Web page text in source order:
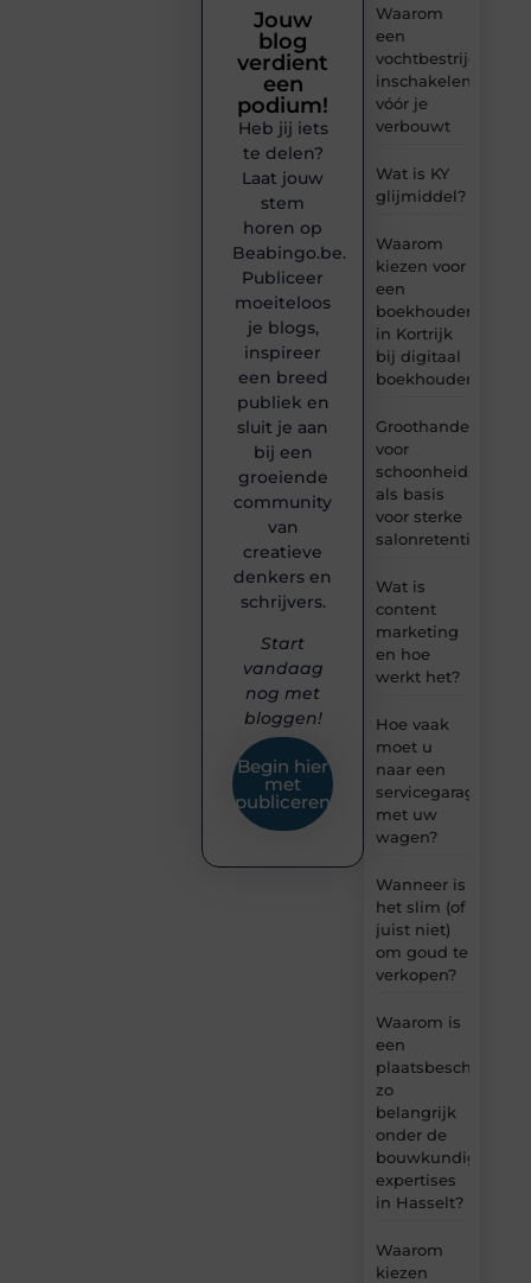
Waarom
een
inschakelen
vóór je
verbouwt
Wat is KY
glijmiddel?
Waarom
kiezen voor
een
boekhouder
in Kortrijk
bij digitaal
boekhouden?
Groothandel
voor
als basis
voor sterke
salonretentie
Wat is
content
marketing
en hoe
werkt het?
Hoe vaak
moet u
naar een
servicegarage
met uw
wagen?
Wanneer is
het slim (of
juist niet)
om goud te
verkopen?
Waarom is
een
plaatsbeschrijving
zo
belangrijk
onder de
bouwkundige
expertises
in Hasselt?
Waarom
kiezen
Jouw
blog
verdient
een
podium!
Heb jij iets
te delen?
Laat jouw
stem
horen op
Beabingo.be.
Publiceer
moeiteloos
je blogs,
inspireer
een breed
publiek en
sluit je aan
bij een
groeiende
community
van
creatieve
denkers en
schrijvers.
Start
vandaag
nog met
bloggen!
Begin hier
met
publiceren